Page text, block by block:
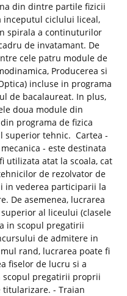
din dintre partile fizicii
inceputul ciclului liceal,
spirala a continuturilor
de invatamant. De
cele patru module de
Producerea si
incluse in programa
de bacalaureat. In plus,
doua module din
programa de fizica
superior tehnic. Cartea -
- este destinata
utilizata atat la scoala, cat
de rezolvator de
in vederea participarii la
De asemenea, lucrarea
al liceului (clasele
in scopul pregatirii
de admitere in
rand, lucrarea poate fi
fiselor de lucru si a
scopul pregatirii proprii
- Traian